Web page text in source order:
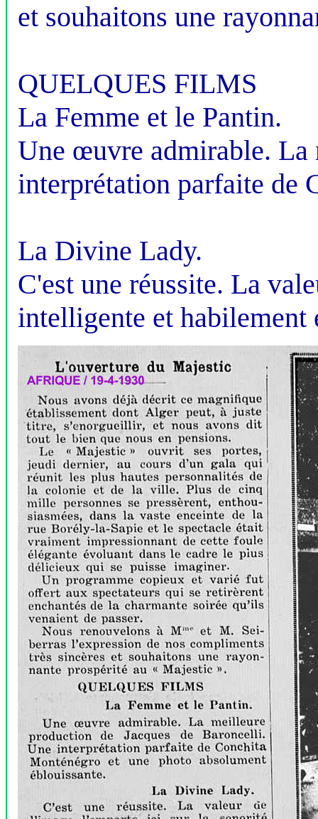
et souhaitons une
QUELQUES FILMS
La Femme et le Pantin.
Une œuvre admirable. La
interprétation parfaite de
La Divine Lady.
C'est une réussite. La
intelligente et habilement